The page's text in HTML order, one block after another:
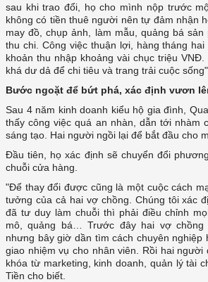
sau khi trao đổi, họ cho mình nộp trước
không có tiền thuê người nên tự đảm nhận
may đồ, chụp ảnh, làm mẫu, quảng bá
thu chi. Công việc thuận lợi, hàng tháng
khoản thu nhập khoảng vài chục triệu
khá dư dả để chi tiêu và trang trải cuộc
Bước ngoặt để bứt phá, xác định vươn
Sau 4 năm kinh doanh kiểu hộ gia đình,
thấy công việc quá an nhàn, dẫn tới nhàm
tưởng của cả hai vợ chồng. Chúng tôi xác
đã tư duy làm chuỗi thì phải điều chỉnh
mô, quảng bá… Trước đây hai vợ chồng
nhưng bây giờ dần tìm cách chuyên nghiệp
giao nhiệm vụ cho nhân viên. Rồi hai người
khóa từ marketing, kinh doanh, quản lý tài
Tiền cho biết.